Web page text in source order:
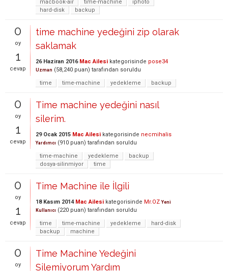
macbook-air time-machine
iphoto
hard-disk
backup
0
oy
1
cevap
time machine yedeğini zip olarak
saklamak
26 Haziran 2016 Mac Ailesi kategorisinde pose34
Uzman (58,240 puan) tarafından soruldu
time
time-machine yedekleme backup
0
oy
1
cevap
Time machine yedeğini nasıl
silerim.
29 Ocak 2015 Mac Ailesi kategorisinde necmihalis
Yardımcı (910 puan) tarafından soruldu
time-machine
yedekleme
backup
dosya-silinmiyor
time
0
oy
1
cevap
Time Machine ile İlgili
18 Kasım 2014 Mac Ailesi kategorisinde Mr.OZ Yeni
Kullanıcı (220 puan) tarafından soruldu
time
time-machine yedekleme
hard-disk
backup
machine
0
oy
Time Machine Yedeğini
Silemiyorum Yardım